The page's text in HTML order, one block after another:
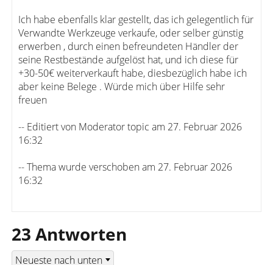
Ich habe ebenfalls klar gestellt, das ich gelegentlich für
Verwandte Werkzeuge verkaufe, oder selber günstig
erwerben , durch einen befreundeten Händler der
seine Restbestände aufgelöst hat, und ich diese für
+30-50€ weiterverkauft habe, diesbezüglich habe ich
aber keine Belege . Würde mich über Hilfe sehr
freuen
-- Editiert von Moderator topic am 27. Februar 2026
16:32
-- Thema wurde verschoben am 27. Februar 2026
16:32
23 Antworten